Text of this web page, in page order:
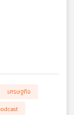
เศรษฐกิจ